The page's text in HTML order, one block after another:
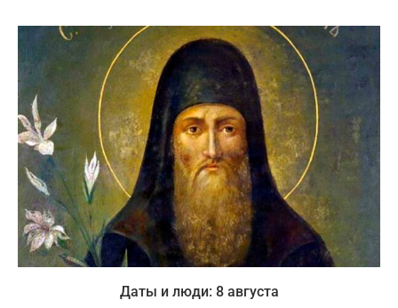
Даты и люди: 8 августа